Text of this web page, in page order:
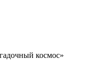
космос»